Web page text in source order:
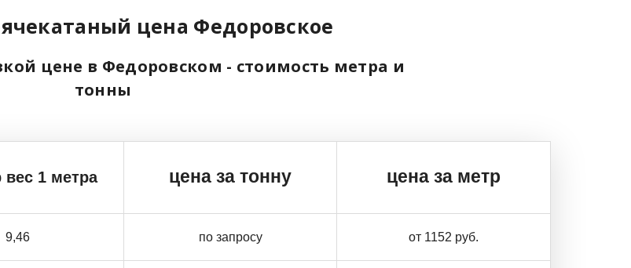
цена Федоровское
цене в Федоровском - стоимость метра и
тонны
вес 1 метра цена за тонну цена за метр
9,46 по запросу от 1152 руб.